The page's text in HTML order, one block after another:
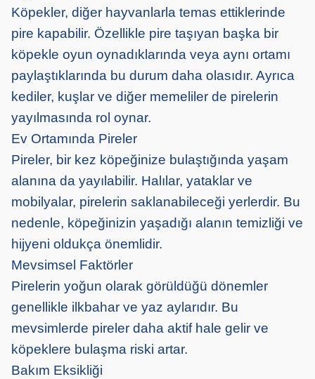
Köpekler, diğer hayvanlarla temas ettiklerinde
pire kapabilir. Özellikle pire taşıyan başka bir
köpekle oyun oynadıklarında veya aynı ortamı
paylaştıklarında bu durum daha olasıdır. Ayrıca
kediler, kuşlar ve diğer memeliler de pirelerin
yayılmasında rol oynar.
Ev Ortamında Pireler
Pireler, bir kez köpeğinize bulaştığında yaşam
alanına da yayılabilir. Halılar, yataklar ve
mobilyalar, pirelerin saklanabileceği yerlerdir. Bu
nedenle, köpeğinizin yaşadığı alanın temizliği ve
hijyeni oldukça önemlidir.
Mevsimsel Faktörler
Pirelerin yoğun olarak görüldüğü dönemler
genellikle ilkbahar ve yaz aylarıdır. Bu
mevsimlerde pireler daha aktif hale gelir ve
köpeklere bulaşma riski artar.
Bakım Eksikliği